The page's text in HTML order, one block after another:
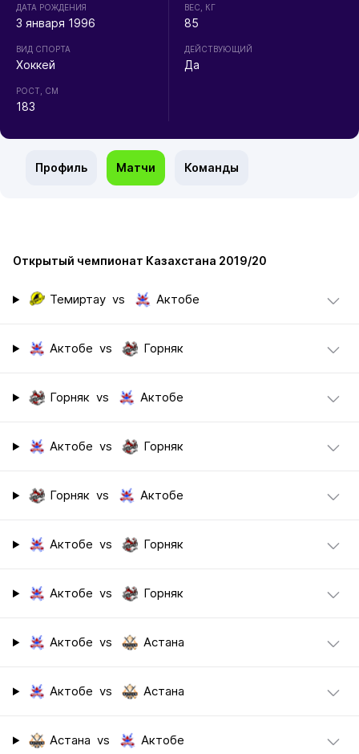
ДАТА РОЖДЕНИЯ
3 января 1996
ВИД СПОРТА
Хоккей
РОСТ, СМ
183
ВЕС, КГ
85
ДЕЙСТВУЮЩИЙ
Да
Профиль Матчи Команды
Открытый чемпионат Казахстана 2019/20
Темиртау vs Актобе
Актобе vs Горняк
Горняк vs Актобе
Актобе vs Горняк
Горняк vs Актобе
Актобе vs Горняк
Актобе vs Горняк
Актобе vs Астана
Актобе vs Астана
Астана vs Актобе